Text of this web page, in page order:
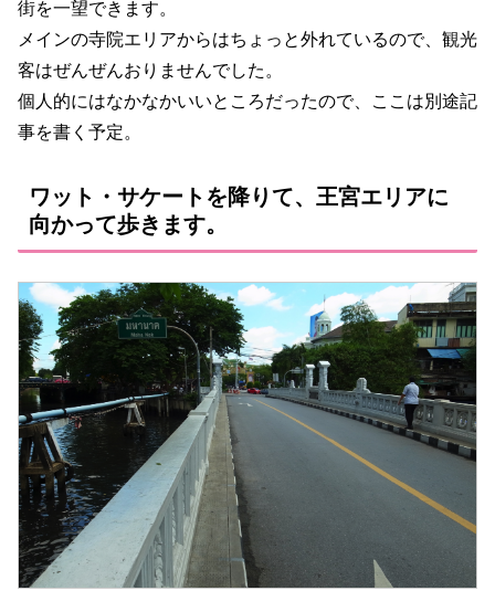
街を一望できます。
メインの寺院エリアからはちょっと外れているので、観光
客はぜんぜんおりませんでした。
個人的にはなかなかいいところだったので、ここは別途記
事を書く予定。
ワット・サケートを降りて、王宮エリアに
向かって歩きます。